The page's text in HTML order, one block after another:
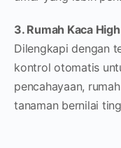
3. Rumah Kaca
Dilengkapi dengan
kontrol otomatis
pencahayaan,
tanaman bernilai